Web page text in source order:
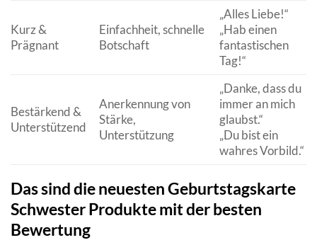
Kurz &
Prägnant
Einfachheit, schnelle
Botschaft
„Alles Liebe!“
„Hab einen
fantastischen
Tag!“
Bestärkend &
Unterstützend
Anerkennung von
Stärke,
Unterstützung
„Danke, dass du
immer an mich
glaubst.“
„Du bist ein
wahres Vorbild.“
Das sind die neuesten Geburtstagskarte
Schwester Produkte mit der besten
Bewertung